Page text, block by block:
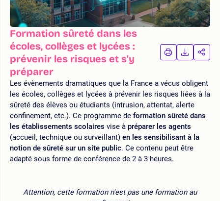
Formation sûreté dans les
écoles, collèges et lycées :
prévenir les risques et s'y
préparer
IMPRIMER
LA
LA
Les évènements dramatiques que la France a vécus obligent
les écoles, collèges et lycées à prévenir les risques liées à la
sûreté des élèves ou étudiants (intrusion, attentat, alerte
confinement, etc.). Ce programme de formation sûreté dans
les établissements scolaires vise à préparer les agents
(accueil, technique ou surveillant) en les sensibilisant à la
notion de sûreté sur un site public. Ce contenu peut être
adapté sous forme de conférence de 2 à 3 heures.
Attention, cette formation n'est pas une formation au